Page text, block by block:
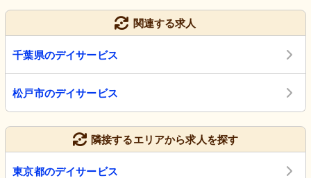
関連する求人
千葉県のデイサービス
松戸市のデイサービス
隣接するエリアから求人を探す
東京都のデイサービス